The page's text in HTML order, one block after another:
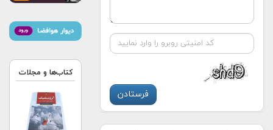
کتاب‌ها و مجلات